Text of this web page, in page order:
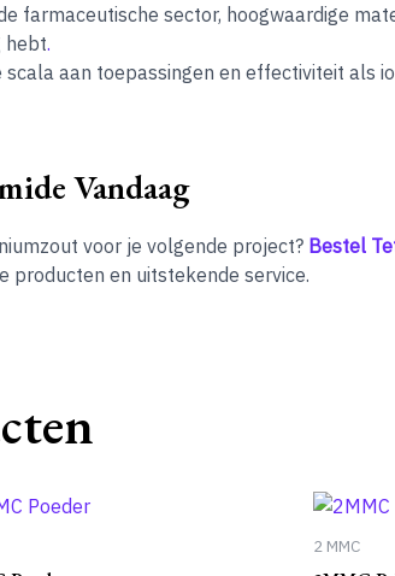
farmaceutische sector, hoogwaardige
hebt.
scala aan toepassingen en effectiviteit als
Vandaag
voor je volgende project? Bestel
producten en uitstekende service.
2 MMC